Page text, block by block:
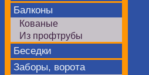
Балконы
Кованые
Из профтрубы
Беседки
Заборы, ворота